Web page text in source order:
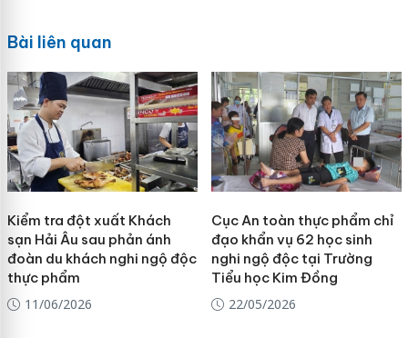
Bài liên quan
Kiểm tra đột xuất Khách
sạn Hải Âu sau phản ánh
đoàn du khách nghi ngộ độc
thực phẩm
11/06/2026
Cục An toàn thực phẩm chỉ
đạo khẩn vụ 62 học sinh
nghi ngộ độc tại Trường
Tiểu học Kim Đồng
22/05/2026